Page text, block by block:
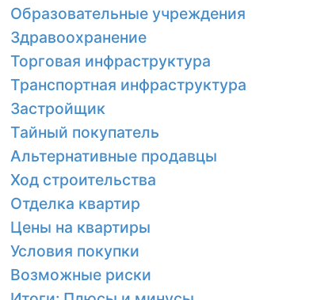
Образовательные учреждения
Здравоохранение
Торговая инфраструктура
Транспортная инфраструктура
Застройщик
Тайный покупатель
Альтернативные продавцы
Ход строительства
Отделка квартир
Цены на квартиры
Условия покупки
Возможные риски